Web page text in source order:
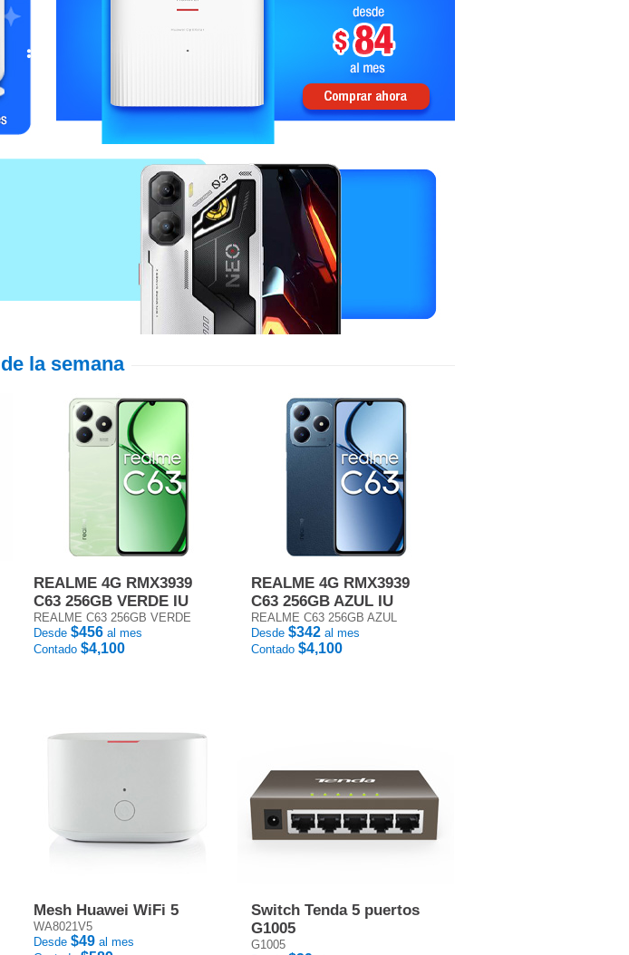
la semana
REALME 4G RMX3939
C63 256GB VERDE IU
REALME C63 256GB VERDE
Desde $456 al mes
Contado $4,100
REALME 4G RMX3939
C63 256GB AZUL IU
REALME C63 256GB AZUL
Desde $342 al mes
Contado $4,100
Mesh Huawei WiFi 5
WA8021V5
Desde $49 al mes
Switch Tenda 5 puertos
G1005
G1005